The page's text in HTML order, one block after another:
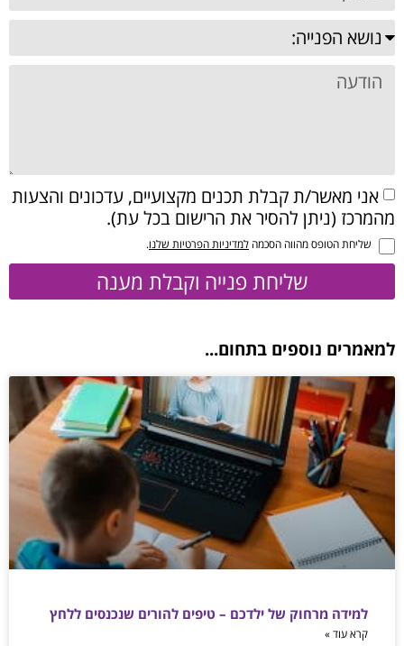
אני מאשר/ת קבלת תכנים מקצועיים, עדכונים והצעות
מהמרכז (ניתן להסיר את הרישום בכל עת).
שליחת הטופס מהווה הסכמה למדיניות הפרטיות שלנו.
שליחת פנייה וקבלת מענה
למאמרים נוספים בתחום...
למידה מרחוק של ילדכם – טיפים להורים שנכנסים ללחץ
קרא עוד »